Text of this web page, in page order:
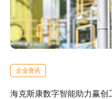
企业资讯
海克斯康数字智能助力赢